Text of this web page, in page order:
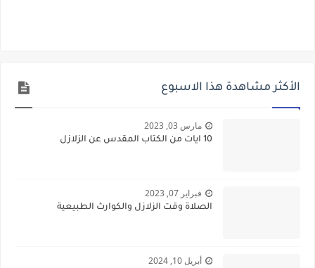
الأكثر مشاهدة هذا الاسبوع
مارس 03, 2023
10 ايات من الكتاب المقدس عن الزلازل
فبراير 07, 2023
الصلاة وقت الزلازل والكوارث الطبيعية
أبريل 10, 2024